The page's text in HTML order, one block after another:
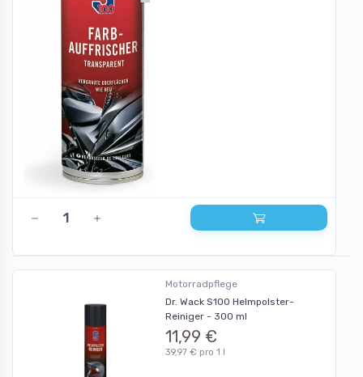
Motorradpflege
Dr. Wack S100 Helmpolster-
Reiniger - 300 ml
11,99 €
39,97 € pro 1 l